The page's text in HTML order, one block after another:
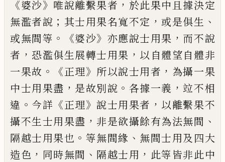
《婆沙》 唯說離繫果者 ， 於此果中且據決定
無濫者說 ； 其士用果名寬不定 ， 或是俱生 、
或無間等 。《婆沙》 亦應說士用果 ， 而不說
者 ， 恐濫俱生展轉士用果 ， 以自體望自體非
一果故 。《正理》 所以說士用者 ， 為攝一果
中士用果盡 ， 是故別說 。 各據一義 ， 竝不相
違 。 今詳 《正理》說士用果者 ， 以離繫果不
攝不生士用果盡 ， 非是欲攝餘有為法無間 、
隔越士用果也 。 等無間緣 、 無間士用及 四大
造色 ， 同時無間 、 隔越士用 ， 此等皆非此中